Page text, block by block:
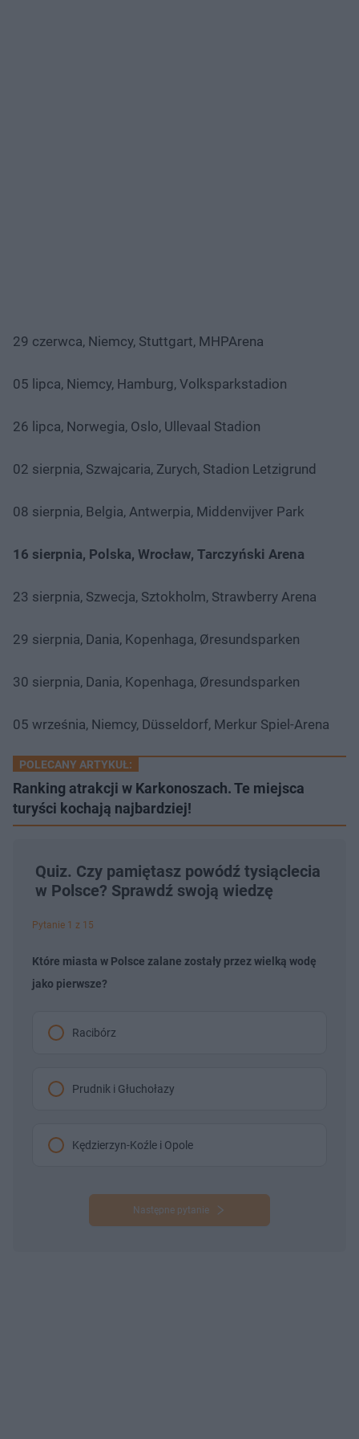
29 czerwca, Niemcy, Stuttgart, MHPArena
05 lipca, Niemcy, Hamburg, Volksparkstadion
26 lipca, Norwegia, Oslo, Ullevaal Stadion
02 sierpnia, Szwajcaria, Zurych, Stadion Letzigrund
08 sierpnia, Belgia, Antwerpia, Middenvijver Park
16 sierpnia, Polska, Wrocław, Tarczyński Arena
23 sierpnia, Szwecja, Sztokholm, Strawberry Arena
29 sierpnia, Dania, Kopenhaga, Øresundsparken
30 sierpnia, Dania, Kopenhaga, Øresundsparken
05 września, Niemcy, Düsseldorf, Merkur Spiel-Arena
POLECANY ARTYKUŁ:
Ranking atrakcji w Karkonoszach. Te miejsca
turyści kochają najbardziej!
Quiz. Czy pamiętasz powódź tysiąclecia
w Polsce? Sprawdź swoją wiedzę
Pytanie 1 z 15
Które miasta w Polsce zalane zostały przez wielką wodę
jako pierwsze?
Racibórz
Prudnik i Głuchołazy
Kędzierzyn-Koźle i Opole
Następne pytanie